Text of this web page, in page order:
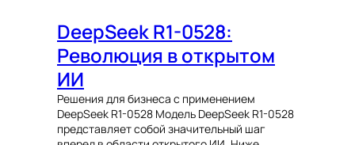
DeepSeek R1-0528:
Революция в открытом
ИИ
Решения для бизнеса с применением
DeepSeek R1-0528 Модель DeepSeek R1-0528
представляет собой значительный шаг